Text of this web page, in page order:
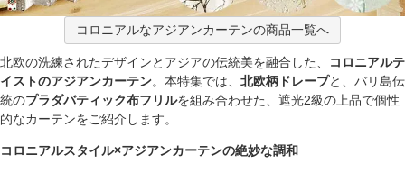
コロニアルなアジアンカーテンの商品一覧へ
北欧の洗練されたデザインとアジアの伝統美を融合した、
コロニアルテ
イストのアジアンカーテン。本特集では、 北欧柄ドレープと、バリ島伝
統のプラダバティック布フリルを組み合わせた、遮光2級の上品で個性
的なカーテンをご紹介します。
コロニアルスタイル×アジアンカーテンの絶妙な調和